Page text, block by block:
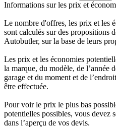
Informations sur les prix et
Le nombre d'offres, les prix et les
sont calculés sur des propositions
Autobutler, sur la base de leurs
Les prix et les économies
la marque, du modèle, de l’année
garage et du moment et de
être effectuée.
Pour voir le prix le plus bas
potentielles possibles, vous devez
dans l’aperçu de vos devis.